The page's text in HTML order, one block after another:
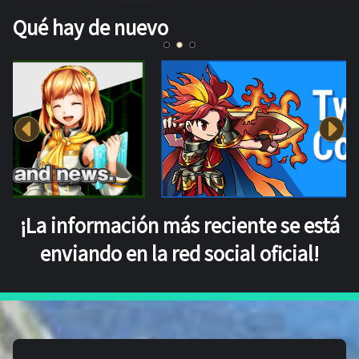
Qué hay de nuevo
¡La información más reciente se está
enviando en la red social oficial!